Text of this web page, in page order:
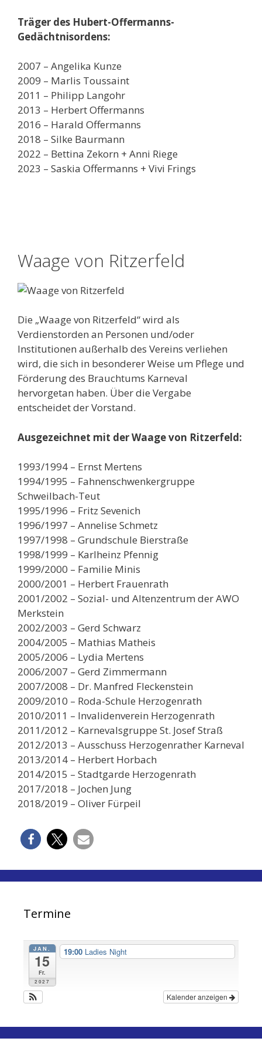
Träger des Hubert-Offermanns-
Gedächtnisordens:
2007 – Angelika Kunze
2009 – Marlis Toussaint
2011 – Philipp Langohr
2013 – Herbert Offermanns
2016 – Harald Offermanns
2018 – Silke Baurmann
2022 – Bettina Zekorn + Anni Riege
2023 – Saskia Offermanns + Vivi Frings
Waage von Ritzerfeld
Die „Waage von Ritzerfeld“ wird als
Verdienstorden an Personen und/oder
Institutionen außerhalb des Vereins verliehen
wird, die sich in besonderer Weise um Pflege und
Förderung des Brauchtums Karneval
hervorgetan haben. Über die Vergabe
entscheidet der Vorstand.
Ausgezeichnet mit der Waage von Ritzerfeld:
1993/1994 – Ernst Mertens
1994/1995 – Fahnenschwenkergruppe
Schweilbach-Teut
1995/1996 – Fritz Sevenich
1996/1997 – Annelise Schmetz
1997/1998 – Grundschule Bierstraße
1998/1999 – Karlheinz Pfennig
1999/2000 – Familie Minis
2000/2001 – Herbert Frauenrath
2001/2002 – Sozial- und Altenzentrum der AWO
Merkstein
2002/2003 – Gerd Schwarz
2004/2005 – Mathias Matheis
2005/2006 – Lydia Mertens
2006/2007 – Gerd Zimmermann
2007/2008 – Dr. Manfred Fleckenstein
2009/2010 – Roda-Schule Herzogenrath
2010/2011 – Invalidenverein Herzogenrath
2011/2012 – Karnevalsgruppe St. Josef Straß
2012/2013 – Ausschuss Herzogenrather Karneval
2013/2014 – Herbert Horbach
2014/2015 – Stadtgarde Herzogenrath
2017/2018 – Jochen Jung
2018/2019 – Oliver Fürpeil
Termine
JAN.
15
Fr.
2027
19:00 Ladies Night
Kalender anzeigen